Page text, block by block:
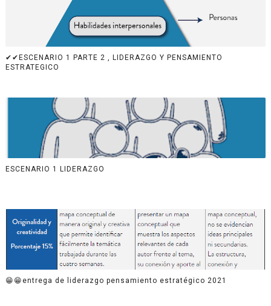
✔✔ESCENARIO 1 PARTE 2 , LIDERAZGO Y PENSAMIENTO
ESTRATEGICO
ESCENARIO 1 LIDERAZGO
😁😁entrega de liderazgo pensamiento estratégico 2021